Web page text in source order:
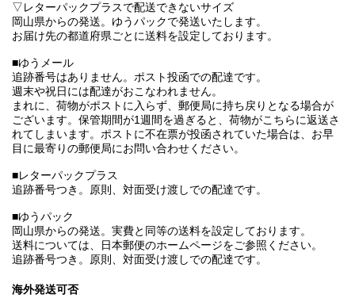
▽レターパックプラスで配送できないサイズ
岡山県からの発送。ゆうパックで発送いたします。
お届け先の都道府県ごとに送料を設定しております。
■ゆうメール
追跡番号はありません。ポスト投函での配達です。
週末や祝日には配達がおこなわれません。
まれに、荷物がポストに入らず、郵便局に持ち戻りとなる場合が
ございます。保管期間が1週間を過ぎると、荷物がこちらに返送さ
れてしまいます。ポストに不在票が投函されていた場合は、お早
目に最寄りの郵便局にお問い合わせください。
■レターパックプラス
追跡番号つき。原則、対面受け渡しでの配達です。
■ゆうパック
岡山県からの発送。実費と同等の送料を設定しております。
送料については、日本郵便のホームページをご参照ください。
追跡番号つき。原則、対面受け渡しでの配達です。
海外発送可否